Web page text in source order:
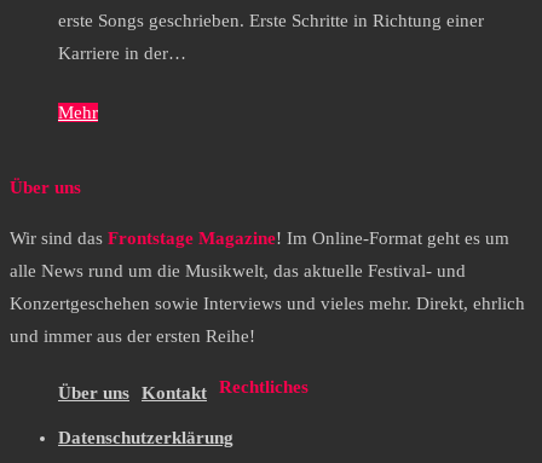
erste Songs geschrieben. Erste Schritte in Richtung einer
Karriere in der…
Mehr
Über uns
Wir sind das Frontstage Magazine! Im Online-Format geht es um
alle News rund um die Musikwelt, das aktuelle Festival- und
Konzertgeschehen sowie Interviews und vieles mehr. Direkt, ehrlich
und immer aus der ersten Reihe!
Über uns Kontakt Rechtliches
Datenschutzerklärung